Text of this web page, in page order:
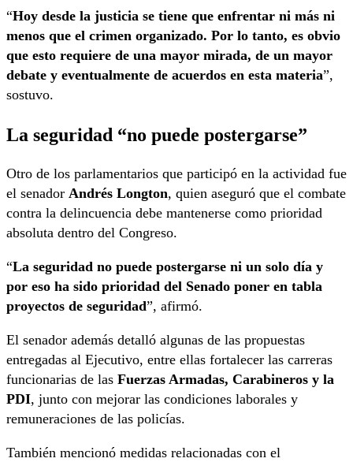
“Hoy desde la justicia se tiene que enfrentar ni más ni
menos que el crimen organizado. Por lo tanto, es obvio
que esto requiere de una mayor mirada, de un mayor
debate y eventualmente de acuerdos en esta materia”,
sostuvo.
La seguridad “no puede postergarse”
Otro de los parlamentarios que participó en la actividad fue
el senador Andrés Longton, quien aseguró que el combate
contra la delincuencia debe mantenerse como prioridad
absoluta dentro del Congreso.
“La seguridad no puede postergarse ni un solo día y
por eso ha sido prioridad del Senado poner en tabla
proyectos de seguridad”, afirmó.
El senador además detalló algunas de las propuestas
entregadas al Ejecutivo, entre ellas fortalecer las carreras
funcionarias de las Fuerzas Armadas, Carabineros y la
PDI, junto con mejorar las condiciones laborales y
remuneraciones de las policías.
También mencionó medidas relacionadas con el